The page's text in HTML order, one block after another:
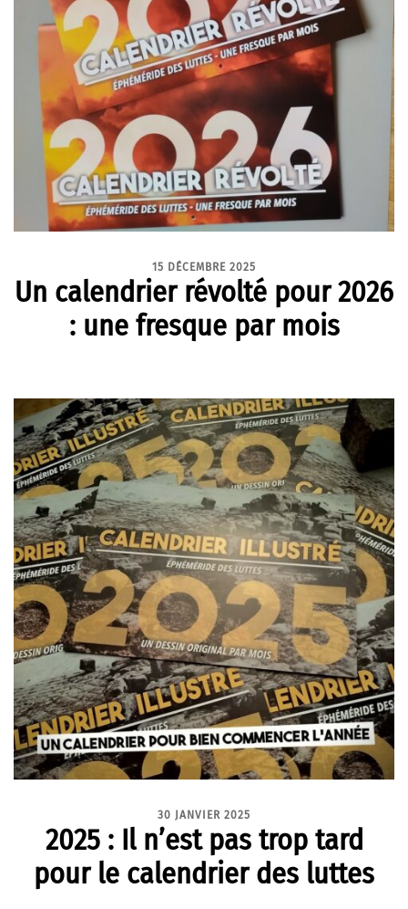
15 DÉCEMBRE 2025
Un calendrier révolté pour 2026
: une fresque par mois
30 JANVIER 2025
2025 : Il n’est pas trop tard
pour le calendrier des luttes